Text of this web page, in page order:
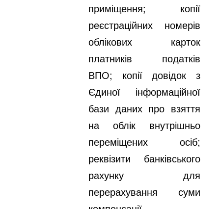
приміщення; копії
реєстраційних номерів
облікових карток
платників податків
ВПО; копії довідок з
Єдиної інформаційної
бази даних про взяття
на облік внутрішньо
переміщених осіб;
реквізити банківського
рахунку для
перерахування суми